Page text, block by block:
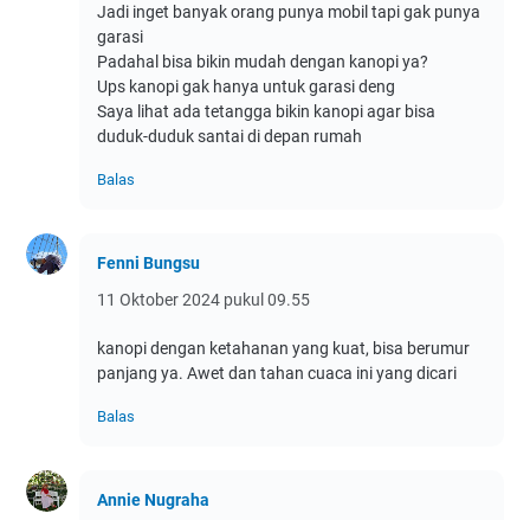
Jadi inget banyak orang punya mobil tapi gak punya
garasi
Padahal bisa bikin mudah dengan kanopi ya?
Ups kanopi gak hanya untuk garasi deng
Saya lihat ada tetangga bikin kanopi agar bisa
duduk-duduk santai di depan rumah
Balas
Fenni Bungsu
11 Oktober 2024 pukul 09.55
kanopi dengan ketahanan yang kuat, bisa berumur
panjang ya. Awet dan tahan cuaca ini yang dicari
Balas
Annie Nugraha